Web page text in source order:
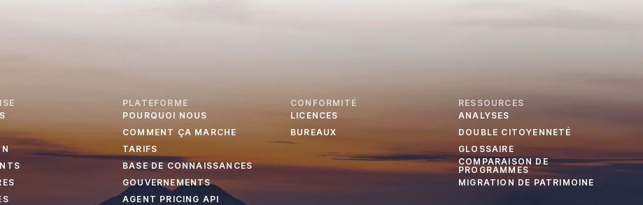
PLATEFORME
POURQUOI NOUS
COMMENT ÇA MARCHE
TARIFS
BASE DE CONNAISSANCES
GOUVERNEMENTS
AGENT PRICING API
CONFORMITÉ
LICENCES
BUREAUX
RESSOURCES
ANALYSES
DOUBLE CITOYENNETÉ
GLOSSAIRE
COMPARAISON DE
PROGRAMMES
MIGRATION DE PATRIMOINE